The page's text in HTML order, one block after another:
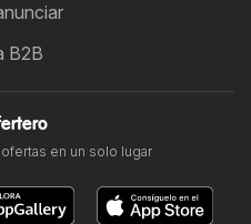
B2B
en un solo lugar